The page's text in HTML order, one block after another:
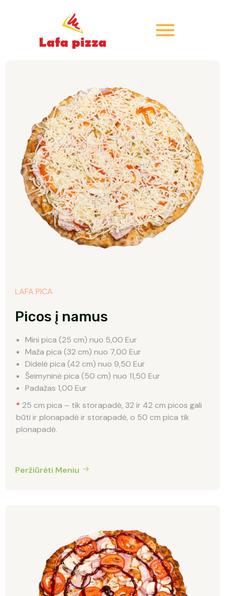
LAFA PICA
Picos į namus
Mini pica (25 cm) nuo 5,00 Eur
Maža pica (32 cm) nuo 7,00 Eur
Didelė pica (42 cm) nuo 9,50 Eur
Šeimyninė pica (50 cm) nuo 11,50 Eur
Padažas 1,00 Eur
* 25 cm pica – tik storapadė, 32 ir 42 cm picos gali
būti ir plonapadė ir storapadė, o 50 cm pica tik
plonapadė.
Peržiūrėti Meniu